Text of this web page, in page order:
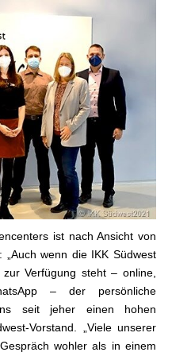
ist nach Ansicht von
wenn die IKK Südwest
Verfügung steht – online,
– der persönliche
seit jeher einen hohen
Vorstand. „Viele unserer
wohler als in einem